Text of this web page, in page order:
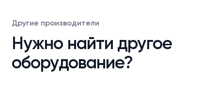
Другие производители
Нужно найти другое
оборудование?